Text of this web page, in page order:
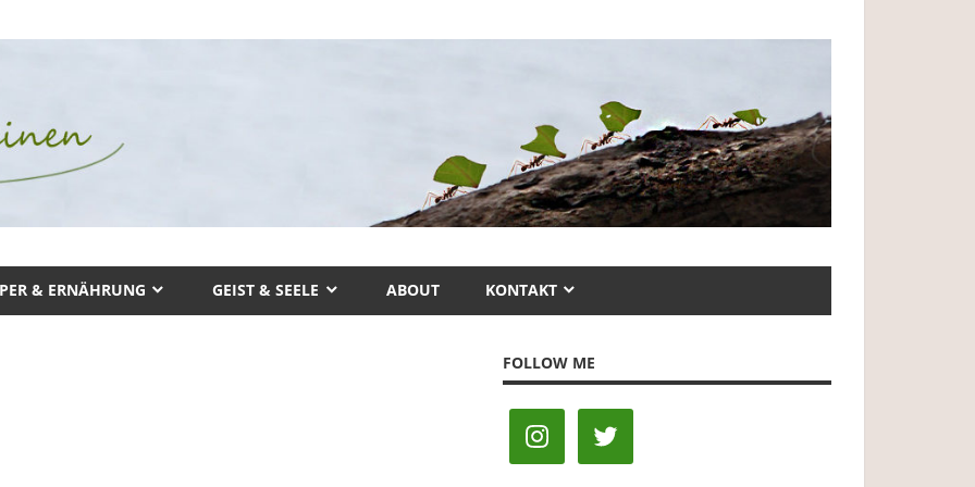
& ERNÄHRUNG GEIST & SEELE ABOUT KONTAKT
FOLLOW ME